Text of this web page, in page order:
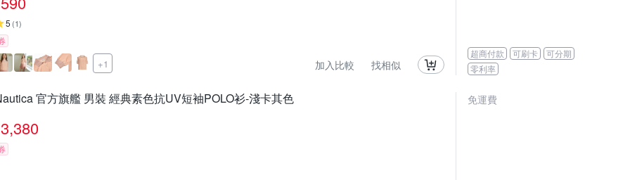
5 (1)
+1 加入比較 找相似
超商付款 可刷卡
可分期
零利率
官方旗艦 男裝 經典素色抗UV短袖POLO衫-淺卡其色
3,380
免運費